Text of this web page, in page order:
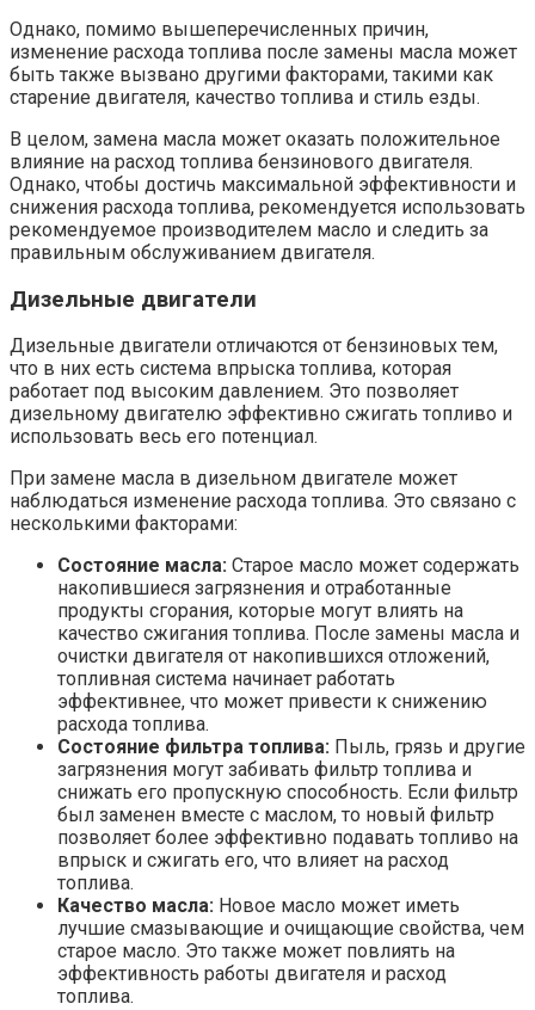
Однако, помимо вышеперечисленных причин,
изменение расхода топлива после замены масла может
быть также вызвано другими факторами, такими как
старение двигателя, качество топлива и стиль езды.
В целом, замена масла может оказать положительное
влияние на расход топлива бензинового двигателя.
Однако, чтобы достичь максимальной эффективности и
снижения расхода топлива, рекомендуется использовать
рекомендуемое производителем масло и следить за
правильным обслуживанием двигателя.
Дизельные двигатели
Дизельные двигатели отличаются от бензиновых тем,
что в них есть система впрыска топлива, которая
работает под высоким давлением. Это позволяет
дизельному двигателю эффективно сжигать топливо и
использовать весь его потенциал.
При замене масла в дизельном двигателе может
наблюдаться изменение расхода топлива. Это связано с
несколькими факторами:
Состояние масла: Старое масло может содержать
накопившиеся загрязнения и отработанные
продукты сгорания, которые могут влиять на
качество сжигания топлива. После замены масла и
очистки двигателя от накопившихся отложений,
топливная система начинает работать
эффективнее, что может привести к снижению
расхода топлива.
Состояние фильтра топлива: Пыль, грязь и другие
загрязнения могут забивать фильтр топлива и
снижать его пропускную способность. Если фильтр
был заменен вместе с маслом, то новый фильтр
позволяет более эффективно подавать топливо на
впрыск и сжигать его, что влияет на расход
топлива.
Качество масла: Новое масло может иметь
лучшие смазывающие и очищающие свойства, чем
старое масло. Это также может повлиять на
эффективность работы двигателя и расход
топлива.